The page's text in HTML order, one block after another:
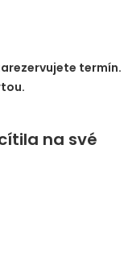
termín.
na své